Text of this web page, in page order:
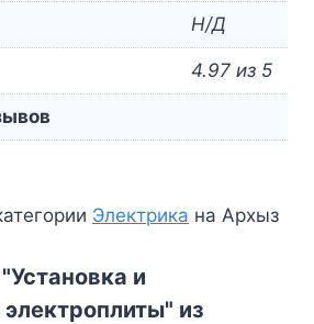
Н/Д
4.97 из 5
Электрика на Архыз
и
из